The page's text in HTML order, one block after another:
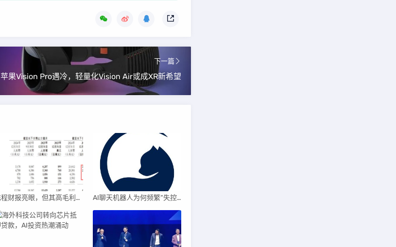
下一篇
苹果Vision Pro遇冷，轻量化Vision Air或成XR新希望
携程财报亮眼，但其高毛利引发行业争议 AI聊天机器人为何频繁“失控”，背后原因及解决方案解析